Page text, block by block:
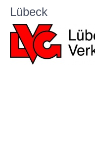
Lübeck